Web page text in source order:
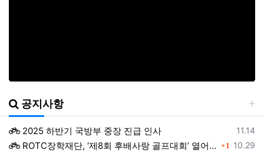
공지사항
등록일
11.14
2025 하반기 국방부 중장 진급 인사
등록일
10.29
ROTC장학재단, ‘제8회 후배사랑 골프대회’ 열어.. 장학기금 3억 7,620만원 조성 댓글
1